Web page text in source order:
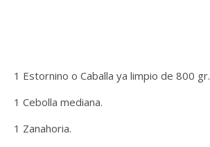
1 Estornino o Caballa ya limpio de 800 gr.
1 Cebolla mediana.
1 Zanahoria.